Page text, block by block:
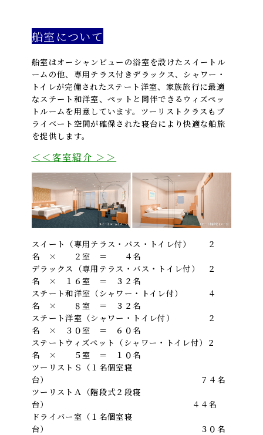
船室について
船室はオーシャンビューの浴室を設けたスイートル
ームの他、専用テラス付きデラックス、シャワー・
トイレが完備されたステート洋室、家族旅行に最適
なステート和洋室、ペットと同伴できるウィズペッ
トルームを用意しています。ツーリストクラスもプ
ライベート空間が確保された寝台により快適な船旅
を提供します。
＜＜客室紹介 ＞＞
スイート（専用テラス・バス・トイレ付） ２
名 × ２室 ＝ ４名
デラックス（専用テラス・バス・トイレ付） ２
名 × １６室 ＝ ３２名
ステート和洋室（シャワー・トイレ付） ４
名 × ８室 ＝ ３２名
ステート洋室（シャワー・トイレ付） ２
名 × ３０室 ＝ ６０名
ステートウィズペット（シャワー・トイレ付）２
名 × ５室 ＝ １０名
ツーリストＳ（１名個室寝
台） ７４名
ツーリストＡ（階段式２段寝
台） ４４名
ドライバー室（１名個室寝
台） ３０名